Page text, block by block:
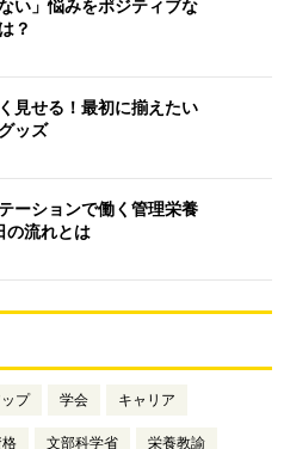
い」悩みをポジティブな
？
見せる！最初に揃えたい
ッズ
ーションで働く管理栄養
の流れとは
プ 学会 キャリア
格 文部科学省 栄養教諭